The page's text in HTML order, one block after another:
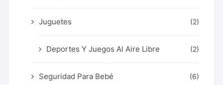
Juguetes (2)
Deportes Y Juegos Al Aire Libre (2)
Seguridad Para Bebé (6)